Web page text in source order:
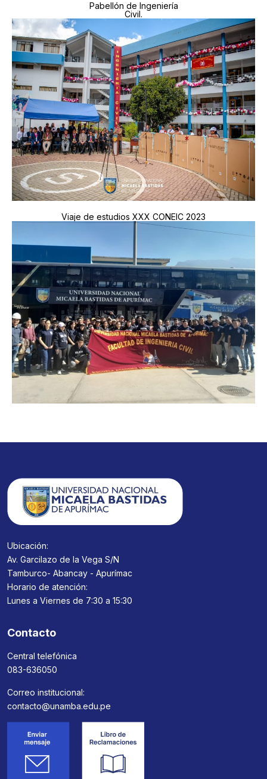
Pabellón de Ingeniería
Civil.
Viaje de estudios XXX CONEIC 2023
Ubicación:
Av. Garcilazo de la Vega S/N
Tamburco- Abancay - Apurímac
Horario de atención:
Lunes a Viernes de 7:30 a 15:30
Contacto
Central telefónica
083-636050
Correo institucional:
contacto@unamba.edu.pe